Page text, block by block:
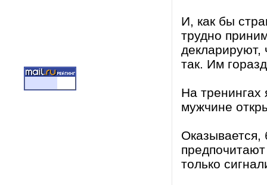
И, как бы
трудно
декларируют,
так. Им
На тренингах
мужчине
только